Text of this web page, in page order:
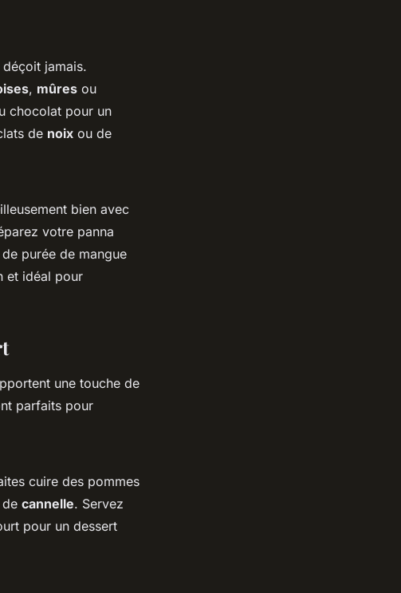
jamais.
, mûres ou
chocolat pour un
de noix ou de
bien avec
votre panna
purée de mangue
et idéal pour
une touche de
parfaits pour
cuire des pommes
cannelle. Servez
pour un dessert